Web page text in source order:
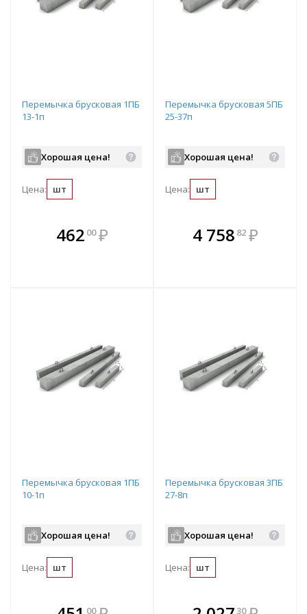
Перемычка брусковая 1ПБ
13-1п
Хорошая цена!
Цена: шт
462 00 ₽
В комплекте
всегда выгоднее!
Перемычка брусковая 5ПБ
25-37п
Хорошая цена!
Цена: шт
В комплекте
всегда выгоднее!
4 758 82 ₽
Перемычка брусковая 1ПБ
10-1п
Хорошая цена!
Цена: шт
00 В комплекте
Перемычка брусковая 3ПБ
27-8п
Хорошая цена!
Цена: шт
В комплекте 30